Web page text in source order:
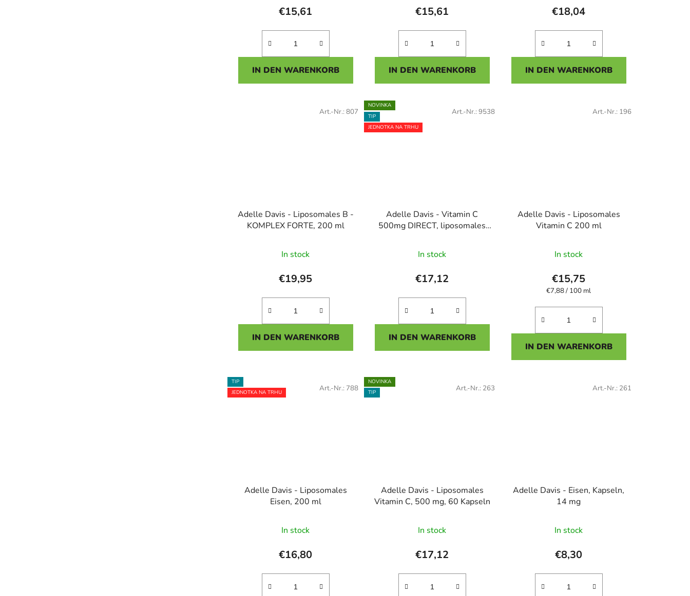
€15,61
IN DEN WARENKORB
Produktbewertung
ist
5,0
von
Sternen.
€15,61
IN DEN WARENKORB
€18,04
IN DEN WARENKORB
Adelle Davis - Liposomales B -
KOMPLEX FORTE, 200 ml
In stock
€19,95
IN DEN WARENKORB
Art.-Nr.: 807
NOVINKA
TIP
JEDNOTKA NA TRHU
Adelle Davis - Vitamin C
500mg DIRECT, liposomales
Beutel
durchschnittliche
Produktbewertung
ist
5,0
von
Sternen.
In stock
€17,12
IN DEN WARENKORB
Art.-Nr.: 9538
Adelle Davis - Liposomales
Vitamin C 200 ml
durchschnittliche
Produktbewertung
ist
von
Sternen.
In stock
€15,75
Verkaufspreis:
€7,88 / 100 ml
IN DEN WARENKORB
Art.-Nr.: 196
TIP
JEDNOTKA NA TRHU
Adelle Davis - Liposomales
Eisen, 200 ml
durchschnittliche
Produktbewertung
ist
5,0
von
In stock
€16,80
Art.-Nr.: 788
NOVINKA
TIP
Adelle Davis - Liposomales
Vitamin C, 500 mg, 60 Kapseln
In stock
€17,12
Art.-Nr.: 263
Adelle Davis - Eisen, Kapseln,
14 mg
In stock
€8,30
Art.-Nr.: 261